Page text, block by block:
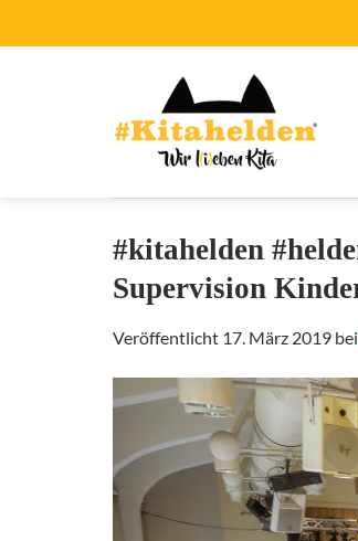
#kitahelden
Supervision
Veröffentlicht 17. März 2019 bei